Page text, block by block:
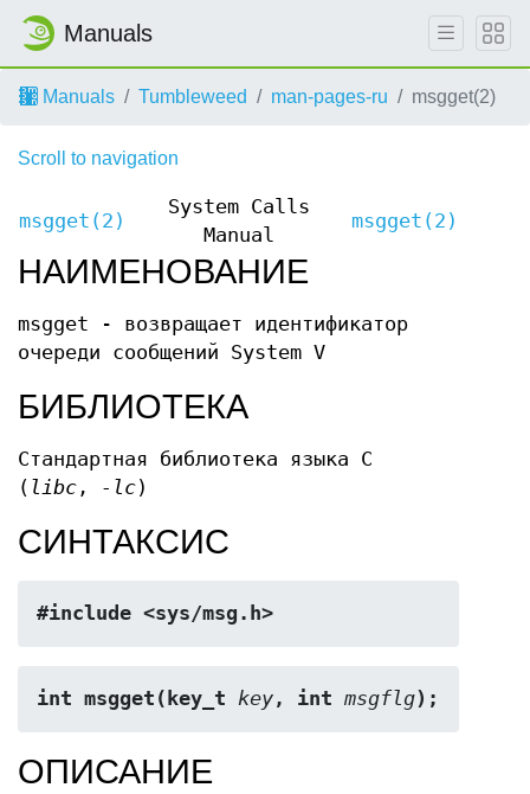
Manuals
Manuals Tumbleweed man-pages-ru msgget(2)
Scroll to navigation
msgget(2)
System Calls
Manual
msgget(2)
НАИМЕНОВАНИЕ
msgget - возвращает идентификатор
очереди сообщений System V
БИБЛИОТЕКА
Стандартная библиотека языка C
( libc , -lc)
СИНТАКСИС
#include <sys/msg.h>
int msgget(key_t key, int msgflg);
ОПИСАНИЕ